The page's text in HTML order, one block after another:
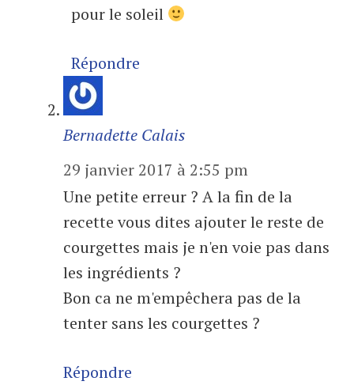
pour le soleil
Répondre
Bernadette Calais
29 janvier 2017 à 2:55 pm
Une petite erreur ? A la fin de la
recette vous dites ajouter le reste de
courgettes mais je n'en voie pas dans
les ingrédients ?
Bon ca ne m'empêchera pas de la
tenter sans les courgettes ?
Répondre